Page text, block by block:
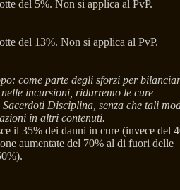
del 5%. Non si applica al PvP.
del 13%. Non si applica al PvP.
come parte degli sforzi per
incursioni, ridurremo le cure
Disciplina, senza che tali
in altri contenuti.
il 35% dei danni in cure (invece del
aumentate del 70% al di fuori delle